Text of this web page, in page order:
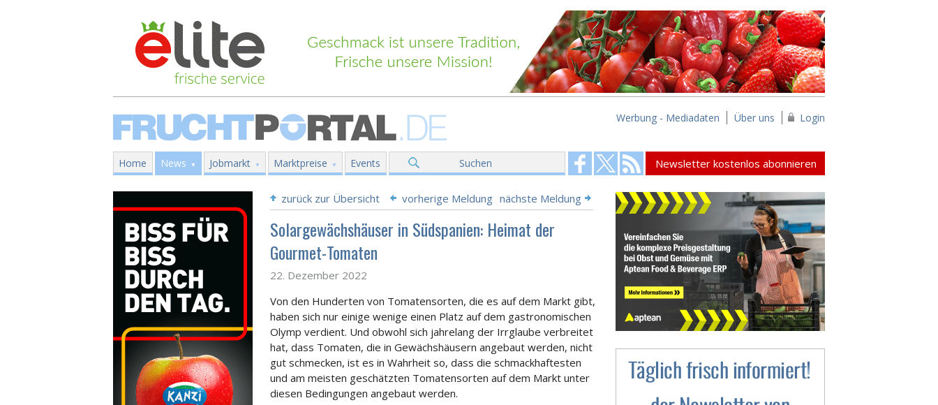
Werbung - Mediadaten Über uns Login
Home News Jobmarkt Marktpreise Events Suchen Newsletter kostenlos abonnieren
zurück zur Übersicht vorherige Meldung nächste Meldung
Solargewächshäuser in Südspanien: Heimat der
Gourmet-Tomaten
22. Dezember 2022
Von den Hunderten von Tomatensorten, die es auf dem Markt gibt,
haben sich nur einige wenige einen Platz auf dem gastronomischen
Olymp verdient. Und obwohl sich jahrelang der Irrglaube verbreitet
hat, dass Tomaten, die in Gewächshäusern angebaut werden, nicht
gut schmecken, ist es in Wahrheit so, dass die schmackhaftesten
und am meisten geschätzten Tomatensorten auf dem Markt unter
diesen Bedingungen angebaut werden.